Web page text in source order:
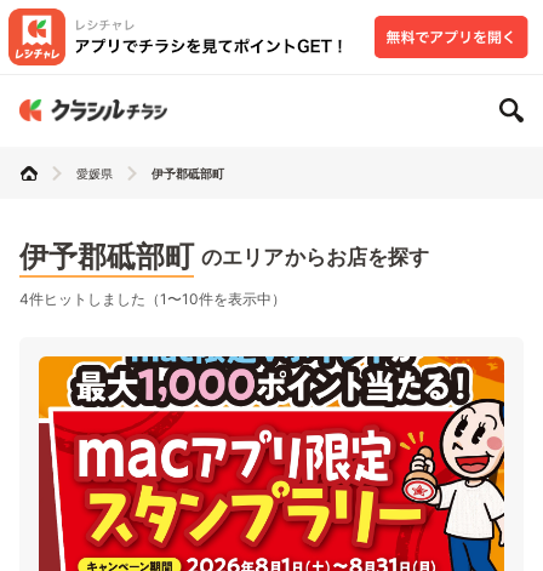
愛媛県 伊予郡砥部町
伊予郡砥部町 のエリアからお店を探す
4件ヒットしました（1〜10件を表示中）